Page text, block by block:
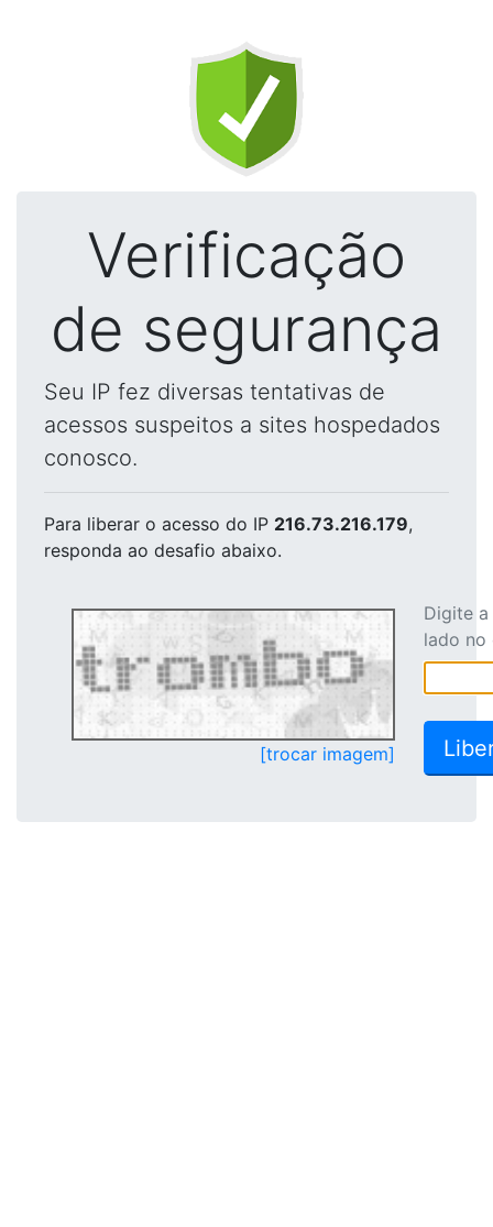
Verificação
de segurança
Seu IP fez diversas tentativas de
acessos suspeitos a sites hospedados
conosco.
Para liberar o acesso do IP 216.73.216.179,
responda ao desafio abaixo.
[trocar imagem]
Digite
lado no